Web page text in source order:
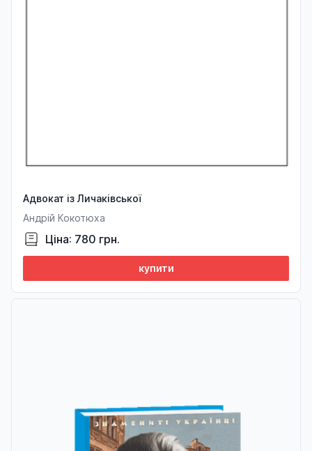
Адвокат із Личаківської
Андрій Кокотюха
Ціна: 780 грн.
купити